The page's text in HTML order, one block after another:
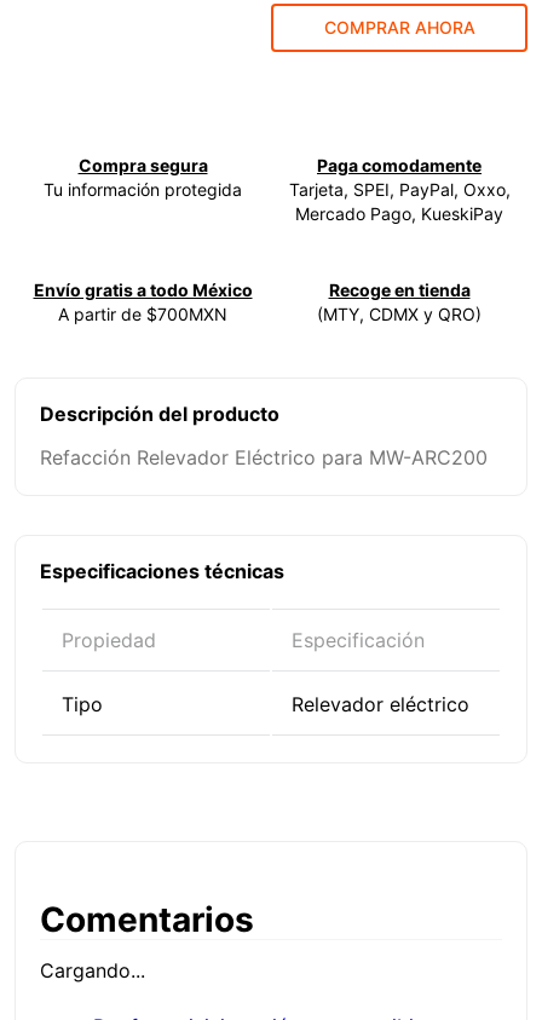
COMPRAR AHORA
Compra segura
Tu información protegida
Paga comodamente
Tarjeta, SPEI, PayPal, Oxxo,
Mercado Pago, KueskiPay
Envío gratis a todo México
A partir de $700MXN
Recoge en tienda
(MTY, CDMX y QRO)
Descripción del producto
Refacción Relevador Eléctrico para MW-ARC200
Especificaciones técnicas
Propiedad Especificación
Tipo Relevador eléctrico
Comentarios
Cargando...
-cut